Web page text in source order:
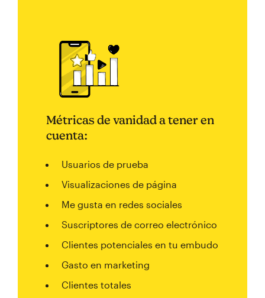
Métricas de vanidad a tener en
cuenta:
Usuarios de prueba
Visualizaciones de página
Me gusta en redes sociales
Suscriptores de correo electrónico
Clientes potenciales en tu embudo
Gasto en marketing
Clientes totales